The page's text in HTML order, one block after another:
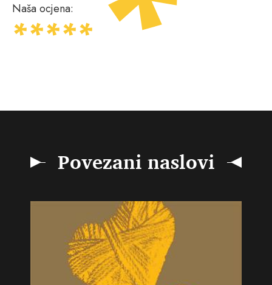
Naša ocjena:
Povezani naslovi